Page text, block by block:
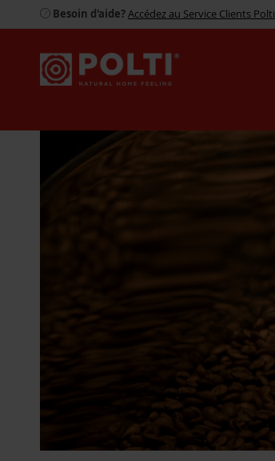
Besoin d'aide?Accédez au Service Clients Polti